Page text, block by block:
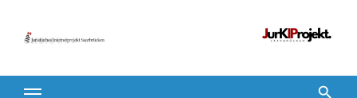
Inhalt